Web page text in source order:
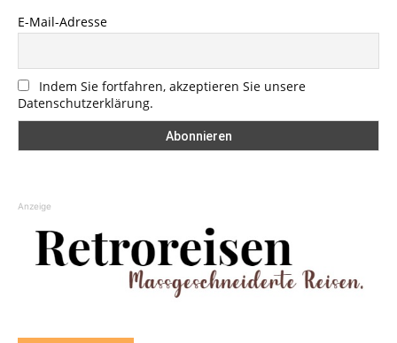
E-Mail-Adresse
Indem Sie fortfahren, akzeptieren Sie unsere
Datenschutzerklärung.
Anzeige